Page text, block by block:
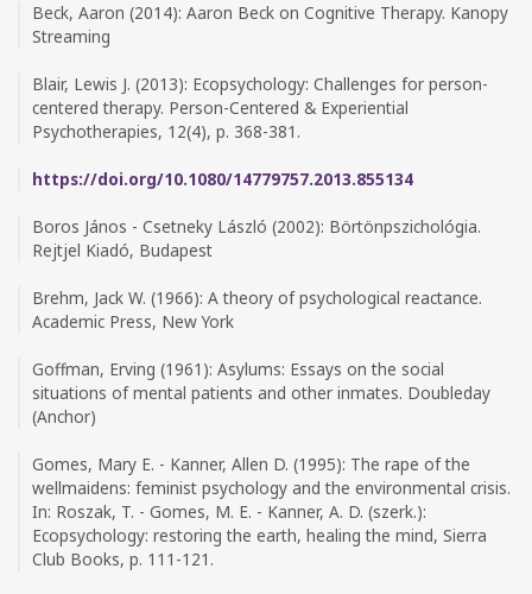
Beck, Aaron (2014): Aaron Beck on Cognitive Therapy. Kanopy
Streaming
Blair, Lewis J. (2013): Ecopsychology: Challenges for person-
centered therapy. Person-Centered & Experiential
Psychotherapies, 12(4), p. 368-381.
https://doi.org/10.1080/14779757.2013.855134
Boros János - Csetneky László (2002): Börtönpszichológia.
Rejtjel Kiadó, Budapest
Brehm, Jack W. (1966): A theory of psychological reactance.
Academic Press, New York
Goffman, Erving (1961): Asylums: Essays on the social
situations of mental patients and other inmates. Doubleday
(Anchor)
Gomes, Mary E. - Kanner, Allen D. (1995): The rape of the
wellmaidens: feminist psychology and the environmental crisis.
In: Roszak, T. - Gomes, M. E. - Kanner, A. D. (szerk.):
Ecopsychology: restoring the earth, healing the mind, Sierra
Club Books, p. 111-121.